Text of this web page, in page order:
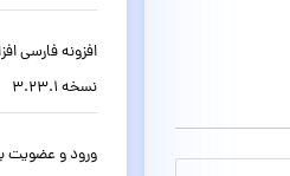
نسخه 3.23.1